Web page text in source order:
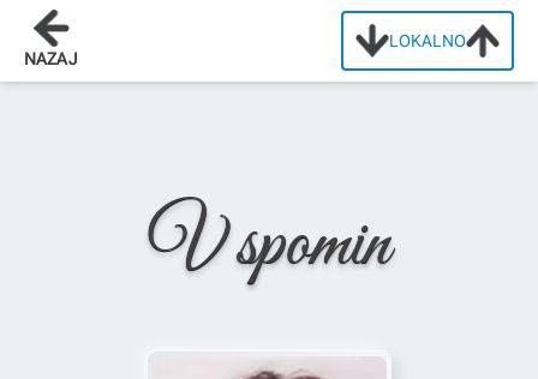
LOKALNO
NAZAJ
Domov
V spomin